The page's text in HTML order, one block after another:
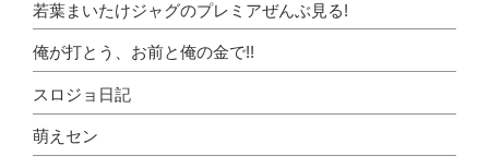
若葉まいたけジャグのプレミアぜんぶ見る!
俺が打とう、お前と俺の金で!!
スロジョ日記
萌えセン